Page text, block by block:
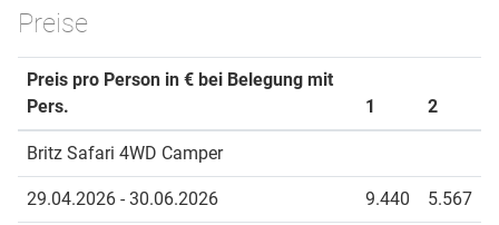
Preise
Preis pro Person in € bei Belegung mit
Pers.
1 2
Britz Safari 4WD Camper
29.04.2026 - 30.06.2026 9.440 5.567